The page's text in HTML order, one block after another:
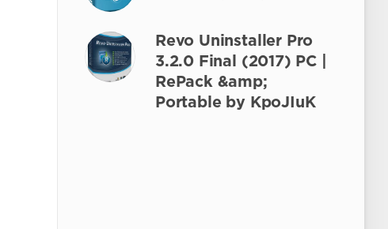
Revo Uninstaller Pro
3.2.0 Final (2017) РС |
RePack &amp;
Portable by KpoJIuK